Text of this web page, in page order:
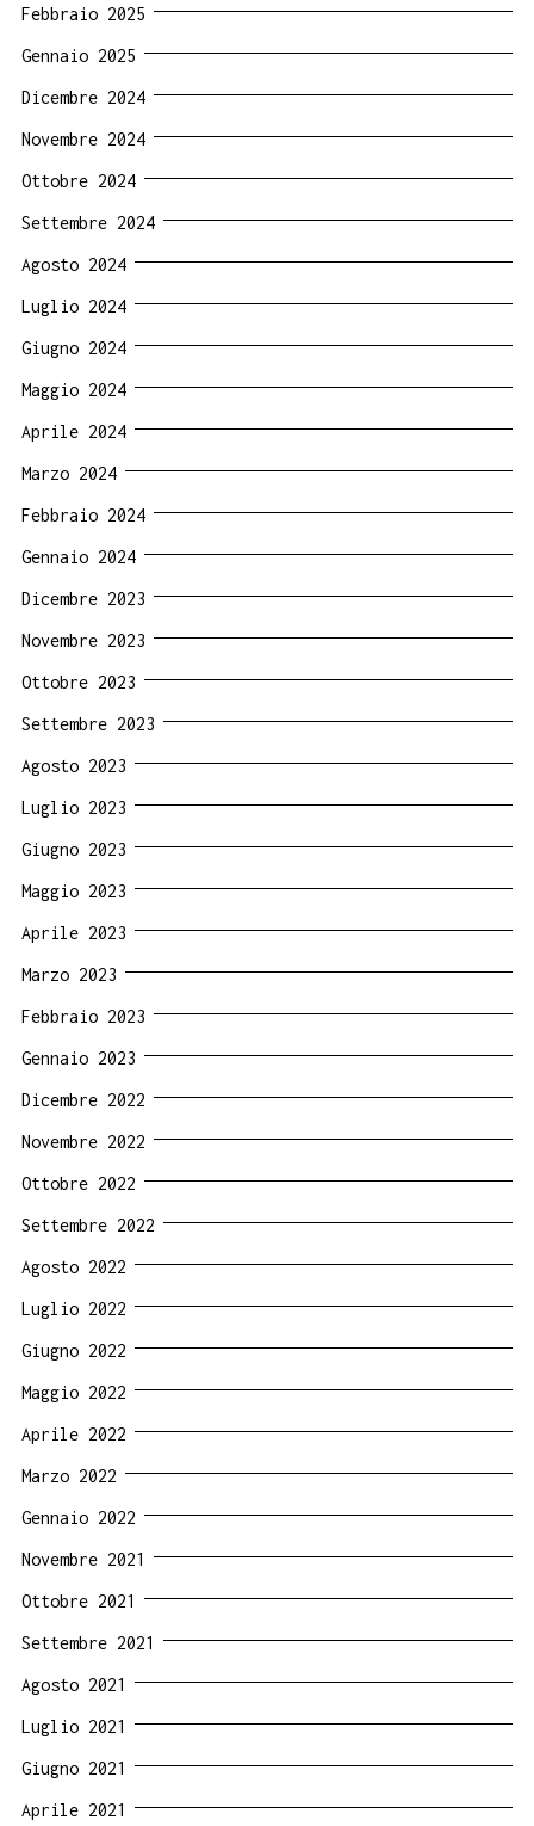
Febbraio 2025
Gennaio 2025
Dicembre 2024
Novembre 2024
Ottobre 2024
Settembre 2024
Agosto 2024
Luglio 2024
Giugno 2024
Maggio 2024
Aprile 2024
Marzo 2024
Febbraio 2024
Gennaio 2024
Dicembre 2023
Novembre 2023
Ottobre 2023
Settembre 2023
Agosto 2023
Luglio 2023
Giugno 2023
Maggio 2023
Aprile 2023
Marzo 2023
Febbraio 2023
Gennaio 2023
Dicembre 2022
Novembre 2022
Ottobre 2022
Settembre 2022
Agosto 2022
Luglio 2022
Giugno 2022
Maggio 2022
Aprile 2022
Marzo 2022
Gennaio 2022
Novembre 2021
Ottobre 2021
Settembre 2021
Agosto 2021
Luglio 2021
Giugno 2021
Aprile 2021